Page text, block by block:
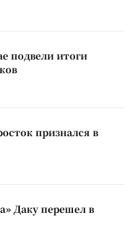
подвели итоги
признался в
Даку перешел в